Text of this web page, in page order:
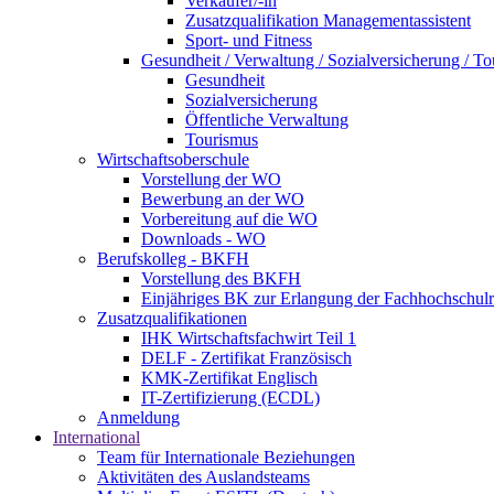
Zusatzqualifikation Managementassistent
Sport- und Fitness
Gesundheit / Verwaltung / Sozialversicherung /
Gesundheit
Sozialversicherung
Öffentliche Verwaltung
Tourismus
Wirtschaftsoberschule
Vorstellung der WO
Bewerbung an der WO
Vorbereitung auf die WO
Downloads - WO
Berufskolleg - BKFH
Vorstellung des BKFH
Einjähriges BK zur Erlangung der
Zusatzqualifikationen
IHK Wirtschaftsfachwirt Teil 1
DELF - Zertifikat Französisch
KMK-Zertifikat Englisch
IT-Zertifizierung (ECDL)
Anmeldung
International
Team für Internationale Beziehungen
Aktivitäten des Auslandsteams